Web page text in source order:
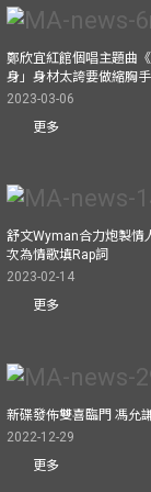
鄭欣宜紅館個唱主題曲
身」身材太誇要做縮胸
2023-03-06
更多
舒文Wyman合力炮製情
次為情歌填Rap詞
2023-02-14
更多
新碟發佈雙喜臨門 馮允
2022-12-29
更多